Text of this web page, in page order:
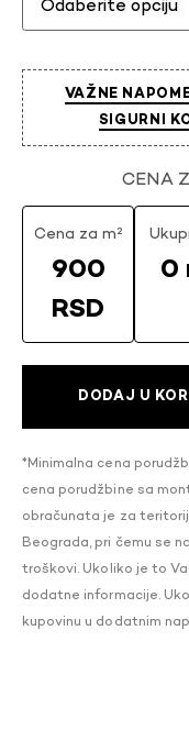
VAŽNE
SIGURNI
CENA
Cena za m²
900
RSD
0
DODAJ U
*Minimalna cena
cena porudžbine sa
obračunata je za
Beograda, pri čemu se
troškovi. Ukoliko je to
dodatne informacije.
kupovinu u dodatnim